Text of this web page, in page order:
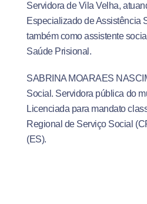
Servidora de Vila Velha,
Especializado de Assistência
também como assistente
Saúde Prisional.
SABRINA MOARAES
Social. Servidora pública do
Licenciada para mandato
Regional de Serviço Social
(ES).